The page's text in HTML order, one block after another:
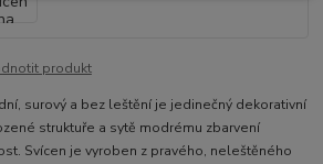
produkt
surový a bez leštění je jedinečný dekorativní
struktuře a sytě modrému zbarvení
Svícen je vyroben z pravého, neleštěného